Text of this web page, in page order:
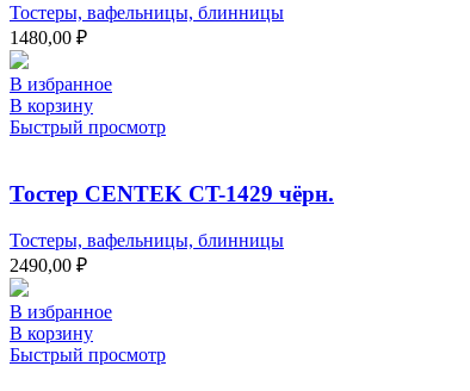
Тостеры, вафельницы, блинницы
1480,00 ₽
В избранное
В корзину
Быстрый просмотр
Тостер CENTEK CT-1429 чёрн.
Тостеры, вафельницы, блинницы
2490,00 ₽
В избранное
В корзину
Быстрый просмотр